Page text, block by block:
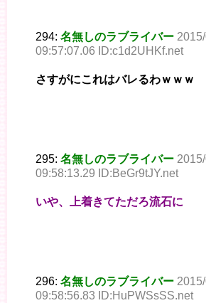
294: 名無しのラブライバー
09:57:07.06 ID:c1d2UHKf.net
さすがにこれはバレるわｗｗｗ
295: 名無しのラブライバー
09:58:13.29 ID:BeGr9tJY.net
いや、上着きてただろ流石に
296: 名無しのラブライバー
09:58:56.83 ID:HuPWSsSS.net